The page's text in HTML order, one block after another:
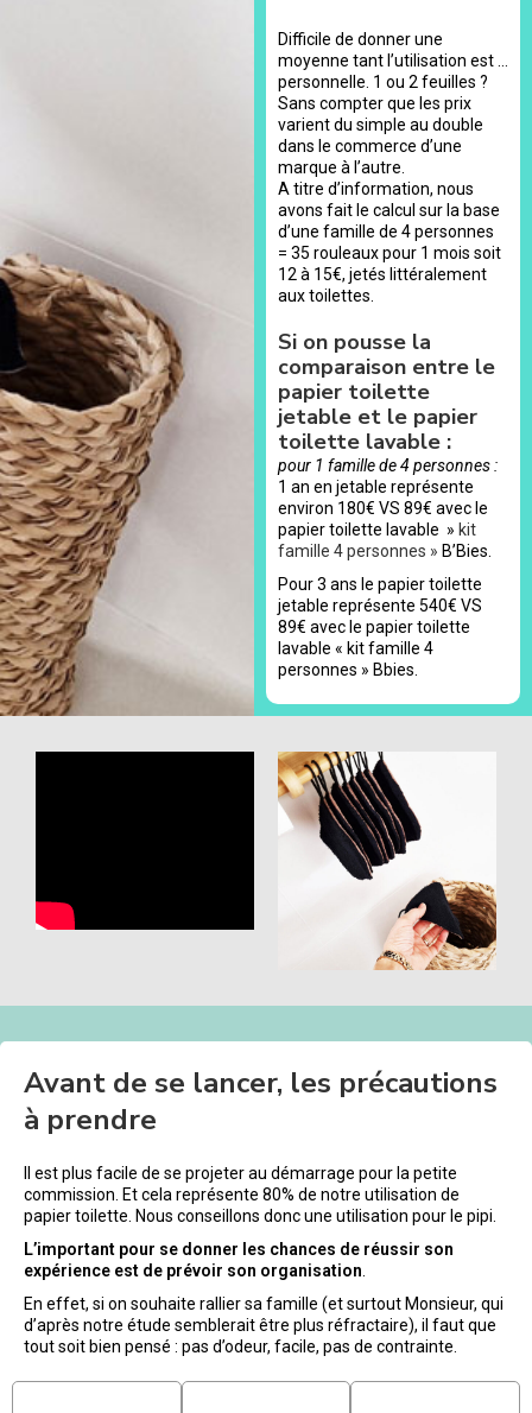
Difficile de donner une
moyenne tant l’utilisation est …
personnelle. 1 ou 2 feuilles ?
Sans compter que les prix
varient du simple au double
dans le commerce d’une
marque à l’autre.
A titre d’information, nous
avons fait le calcul sur la base
d’une famille de 4 personnes
= 35 rouleaux pour 1 mois soit
12 à 15€, jetés littéralement
aux toilettes.
Si on pousse la
comparaison entre le
papier toilette
jetable et le papier
toilette lavable :
pour 1 famille de 4 personnes :
1 an en jetable représente
environ 180€ VS 89€ avec le
papier toilette lavable » kit
famille 4 personnes » B’Bies.
Pour 3 ans le papier toilette
jetable représente 540€ VS
89€ avec le papier toilette
lavable « kit famille 4
personnes » Bbies.
Avant de se lancer, les précautions
à prendre
Il est plus facile de se projeter au démarrage pour la petite
commission. Et cela représente 80% de notre utilisation de
papier toilette. Nous conseillons donc une utilisation pour le pipi.
L’important pour se donner les chances de réussir son
expérience est de prévoir son organisation
En effet, si on souhaite rallier sa famille (et surtout Monsieur, qui
d’après notre étude semblerait être plus réfractaire), il faut que
tout soit bien pensé : pas d’odeur, facile, pas de contrainte.